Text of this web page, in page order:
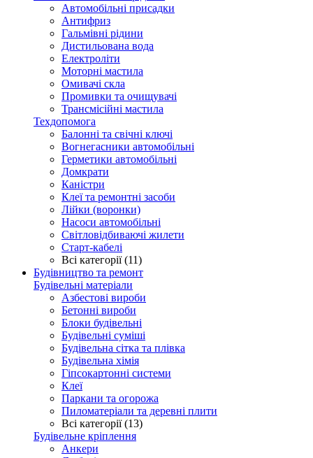
Автомобільні присадки
Антифриз
Гальмівні рідини
Дистильована вода
Електроліти
Моторні мастила
Омивачі скла
Промивки та очищувачі
Трансмісійні мастила
Техдопомога
Балонні та свічні ключі
Вогнегасники автомобільні
Герметики автомобільні
Домкрати
Каністри
Клеї та ремонтні засоби
Лійки (воронки)
Насоси автомобільні
Світловідбиваючі жилети
Старт-кабелі
Всі категорії (11)
Будівництво та ремонт
Будівельні матеріали
Азбестові вироби
Бетонні вироби
Блоки будівельні
Будівельні суміші
Будівельна сітка та плівка
Будівельна хімія
Гіпсокартонні системи
Клеї
Паркани та огорожа
Пиломатеріали та деревні плити
Всі категорії (13)
Будівельне кріплення
Анкери